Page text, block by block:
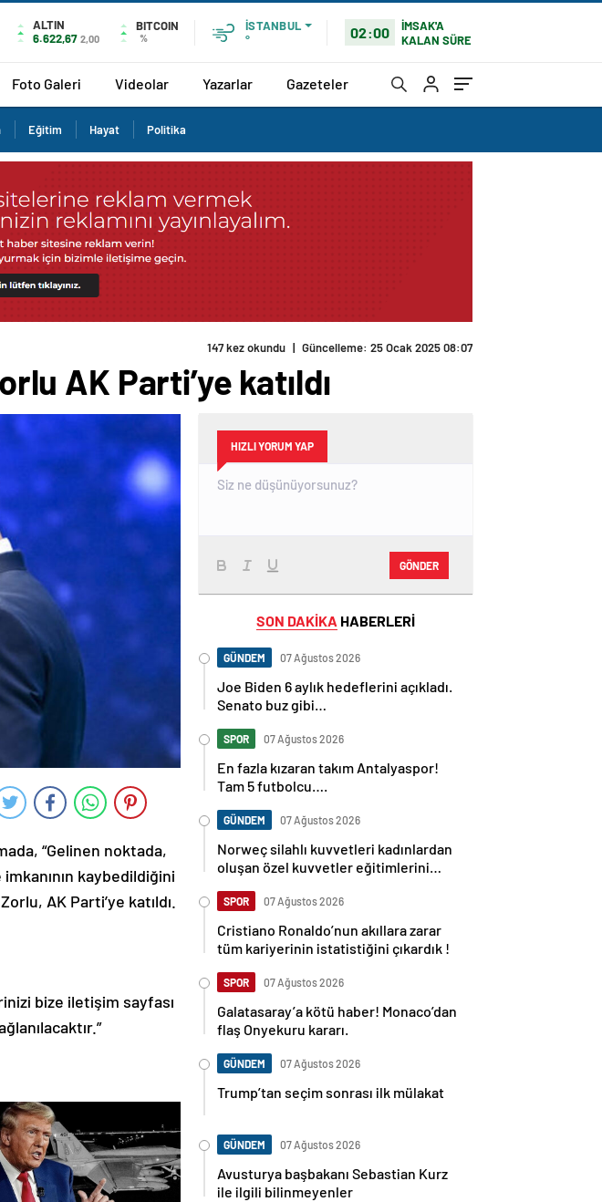
ALTIN
6.622,67 2,00
BITCOIN
%
İSTANBUL
°
02:00
İMSAK'A
KALAN SÜRE
Foto Galeri Videolar Yazarlar Gazeteler
Eğitim Hayat Politika
147 kez okundu | Güncelleme: 25 Ocak 2025 08:07
AK Parti’ye katıldı
“Gelinen noktada,
kaybedildiğini
AK Parti’ye katıldı.
bize iletişim sayfası
HIZLI YORUM YAP
GÖNDER
SON DAKİKA HABERLERİ
GÜNDEM 07 Ağustos 2026
Joe Biden 6 aylık hedeflerini açıkladı.
Senato buz gibi…
SPOR 07 Ağustos 2026
En fazla kızaran takım Antalyaspor!
Tam 5 futbolcu….
GÜNDEM 07 Ağustos 2026
Norweç silahlı kuvvetleri kadınlardan
oluşan özel kuvvetler eğitimlerini
SPOR 07 Ağustos 2026
Cristiano Ronaldo’nun akıllara zarar
tüm kariyerinin istatistiğini çıkardık !
SPOR 07 Ağustos 2026
Galatasaray’a kötü haber! Monaco’dan
flaş Onyekuru kararı.
GÜNDEM 07 Ağustos 2026
Trump’tan seçim sonrası ilk mülakat
GÜNDEM 07 Ağustos 2026
Avusturya başbakanı Sebastian Kurz
ile ilgili bilinmeyenler